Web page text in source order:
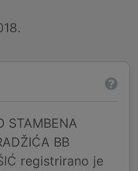
STAMBENA
BB
registrirano je